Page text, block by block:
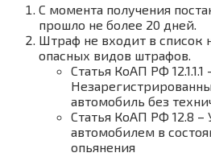
С момента получения
прошло не более 20 дней.
Штраф не входит в список
опасных видов штрафов.
Статья КоАП РФ 12.1.1.1
автомобиль без
Статья КоАП РФ 12.8 –
автомобилем в
опьянения